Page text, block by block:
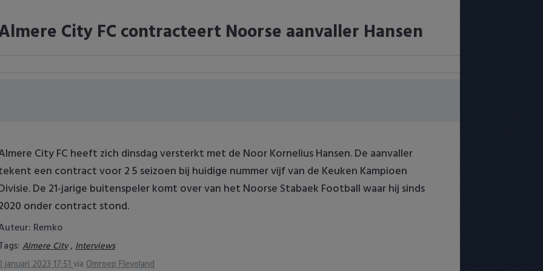
City FC contracteert Noorse aanvaller Hansen
City FC heeft zich dinsdag versterkt met de Noor Kornelius Hansen. De aanvaller
een contract voor 2 5 seizoen bij huidige nummer vijf van de Keuken Kampioen
De 21-jarige buitenspeler komt over van het Noorse Stabaek Football waar hij sinds
onder contract stond.
Remko
Almere City, Interviews
januari 2023 17:51via Omroep Flevoland